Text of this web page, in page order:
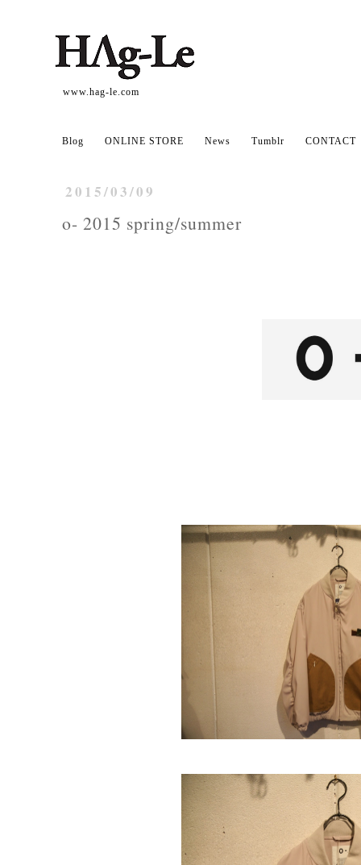
www.hag-le.com
Blog ONLINE STORE News Tumblr CONTACT
2015/03/09
o- 2015 spring/summer